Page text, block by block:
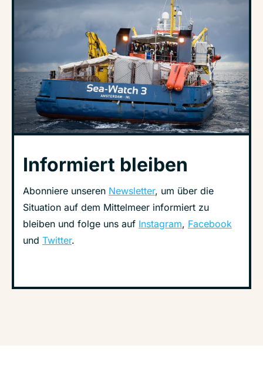
Informiert bleiben
Abonniere unseren Newsletter, um über die
Situation auf dem Mittelmeer informiert zu
bleiben und folge uns auf Instagram, Facebook
und Twitter.